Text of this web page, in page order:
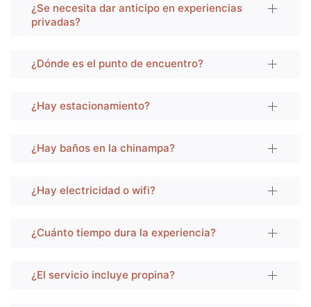
¿Se necesita dar anticipo en experiencias
privadas?
¿Dónde es el punto de encuentro?
¿Hay estacionamiento?
¿Hay baños en la chinampa?
¿Hay electricidad o wifi?
¿Cuánto tiempo dura la experiencia?
¿El servicio incluye propina?